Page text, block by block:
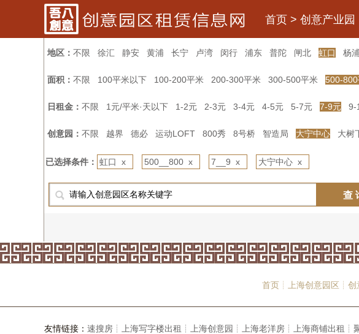
首页 > 创意产业园
地区： 不限 徐汇 静安 黄浦 长宁 卢湾 闵行 浦东 普陀 闸北 虹口 杨浦
面积： 不限 100平米以下 100-200平米 200-300平米 300-500平米 500-
日租金： 不限 1元/平米·天以下 1-2元 2-3元 3-4元 4-5元 5-7元 7-9元 9-
创意园： 不限 越界 德必 运动LOFT 800秀 8号桥 智造局 大宁中心 大树
已选择条件： 虹口 x 500__800 x 7__9 x 大宁中心 x
查
首页┊ 上海创意园区┊ 创
友情链接： 速搜房┊ 上海写字楼出租┊ 上海创意园┊ 上海老洋房┊ 上海商铺出租┊